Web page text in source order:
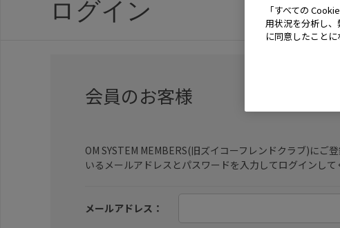
ログイン
会員のお客様
OM SYSTEM MEMBERS(旧ズイコーフレンドクラブ)にご
いるメールアドレスとパスワードを入力してログインして
メールアドレス：
「すべての
用状況を分析し
に同意したことに